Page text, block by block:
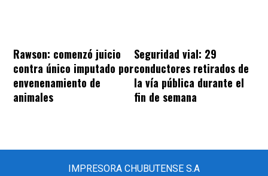
Rawson: comenzó juicio
contra único imputado por
envenenamiento de
animales
Seguridad vial: 29
conductores retirados de
la vía pública durante el
fin de semana
IMPRESORA CHUBUTENSE S.A